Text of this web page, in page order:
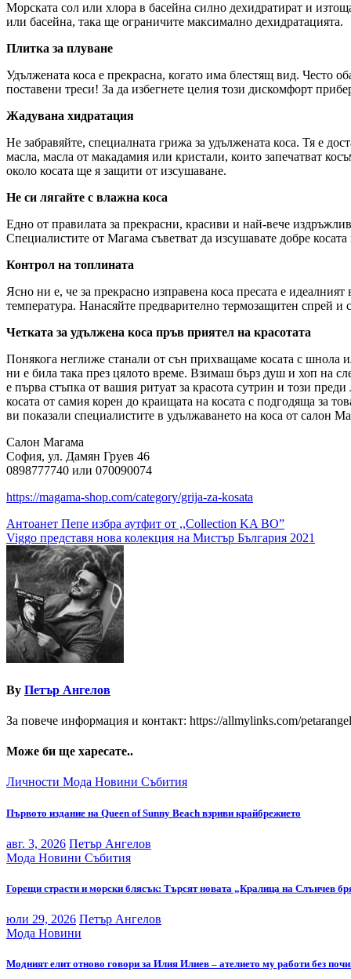
Морската сол или хлора в басейна силно дехидратират и
или басейна, така ще ограничите максимално дехидратацията.
Плитка за плуване
Удължената коса е прекрасна, когато има блестящ вид. Често
поставени треси! За да избегнете целия този дискомфорт
Жадувана хидратация
Не забравяйте, специалната грижа за удължената коса. Тя е
масла, масла от макадамия или кристали, които запечатват
около косата ще я защити от изсушаване.
Не си лягайте с влажна коса
Едно от правилата за прекрасни, красиви и най-вече
Специалистите от Магама съветват да изсушавате добре
Контрол на топлината
Ясно ни е, че за прекрасно изправена коса пресата е
температура. Нанасяйте предварително термозащитен спрей и
Четката за удължена коса пръв приятел на красотата
Понякога неглиже станали от сън прихващаме косата с шнола
ни е била така през цялото време. Взимаш бърз душ и хоп на
е първа стъпка от вашия ритуат за красота сутрин и този
косата от самия корен до краищата на косата с подгодяща за
ви показали специалистите в удължаването на коса от салон
Салон Магама
София, ул. Дамян Груев 46
0898777740 или 070090074
https://magama-shop.com/category/grija-za-kosata
Навигация
Антоанет Пепе избра аутфит от ,,Collection KA BO”
Viggo представя нова колекция на Мистър България 2021
By Петър Ангелов
За повече информация и контакт: https://allmylinks.com/
Може би ще харесате..
Личности Мода Новини Събития
Първото издание на Queen of Sunny Beach взриви крайбрежието
авг. 3, 2026 Петър Ангелов
Мода Новини Събития
Горещи страсти и морски блясък: Търсят новата „Кралица на Слънчев
юли 29, 2026 Петър Ангелов
Мода Новини
Модният елит отново говори за Илия Илиев – ателието му работи без